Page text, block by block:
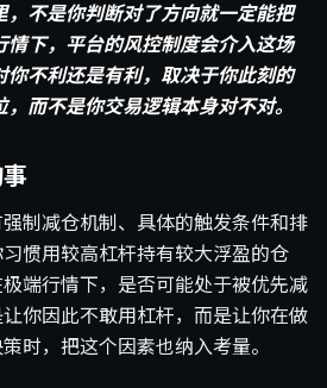
，不是你判断对了方向就一定能把
情下，平台的风控制度会介入这场
你不利还是有利，取决于你此刻的
而不是你交易逻辑本身对不对。
制减仓机制、具体的触发条件和排
惯用较高杠杆持有较大浮盈的仓
端行情下，是否可能处于被优先减
你因此不敢用杠杆，而是让你在做
时，把这个因素也纳入考量。